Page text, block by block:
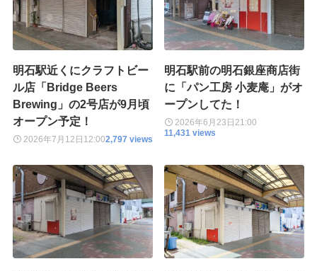
明石駅近くにクラフトビー
ル店「Bridge Beers
Brewing」の2号店が9月頃
オープン予定！
2026年7月12日 12:002,797 views
明石駅前の明石銀座商店街
に「パン工房 小麦庵」がオ
ープンしてた！
2026年6月23日21:00
11,431 views